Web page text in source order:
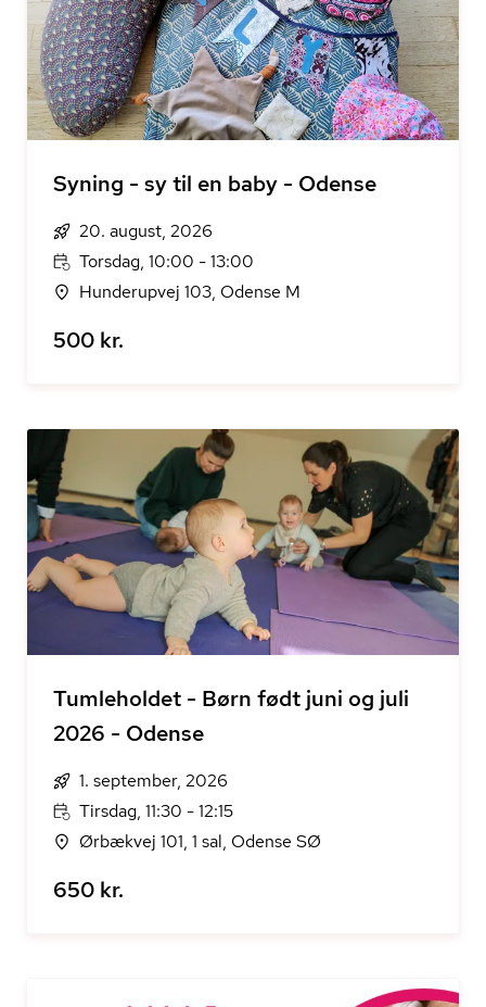
Syning - sy til en baby - Odense
20. august, 2026
Torsdag, 10:00 - 13:00
Hunderupvej 103, Odense M
500 kr.
Tumleholdet - Børn født juni og juli
2026 - Odense
1. september, 2026
Tirsdag, 11:30 - 12:15
Ørbækvej 101, 1 sal, Odense SØ
650 kr.